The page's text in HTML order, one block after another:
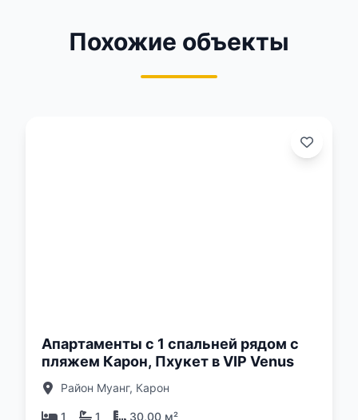
Похожие объекты
Апартаменты с 1 спальней рядом с
пляжем Карон, Пхукет в VIP Venus
Район Муанг, Карон
1 1 30,00 м²